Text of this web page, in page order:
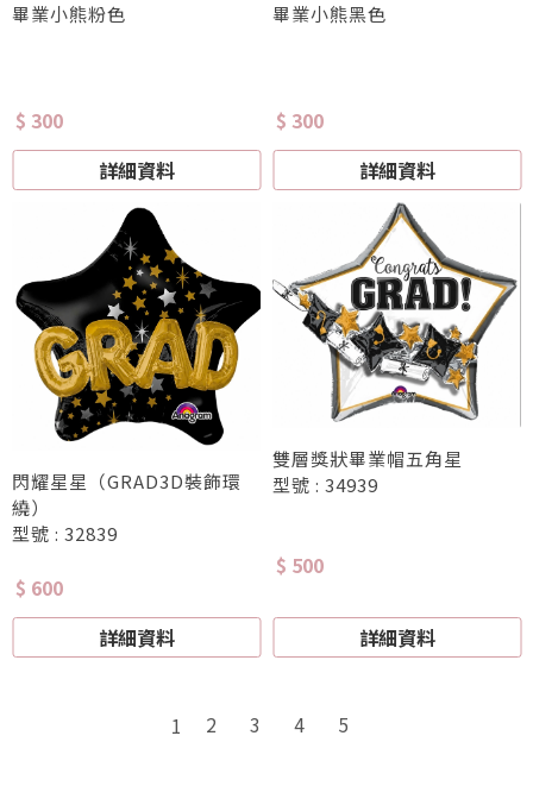
畢業小熊粉色
$ 300
詳細資料
畢業小熊黑色
$ 300
詳細資料
閃耀星星（GRAD3D裝飾環
繞）
型號 : 32839
$ 600
詳細資料
雙層獎狀畢業帽五角星
型號 : 34939
$ 500
詳細資料
1 2 3 4 5